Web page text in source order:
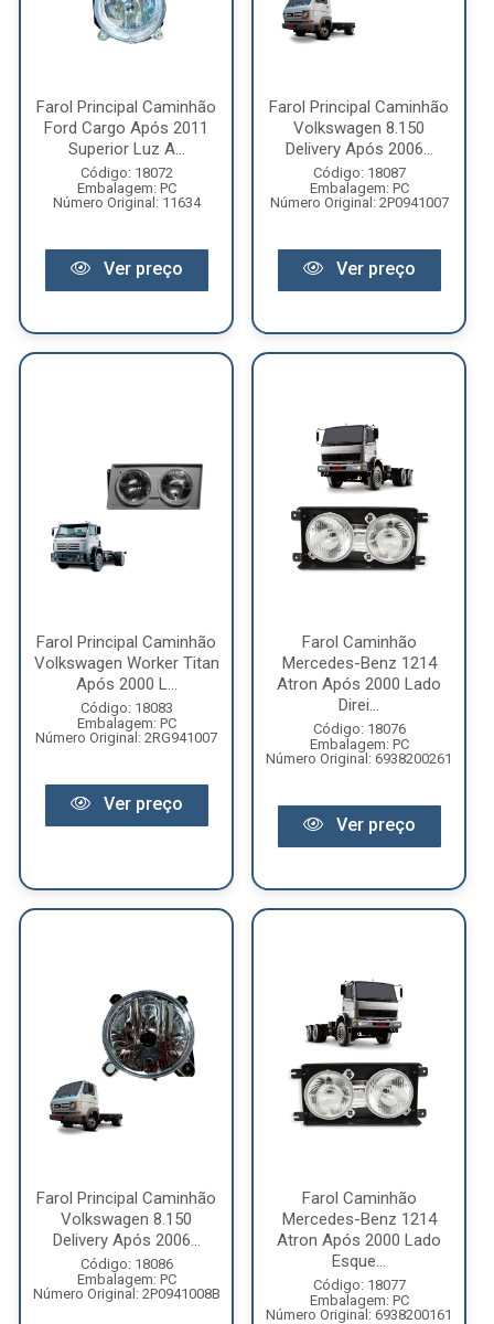
Farol Principal Caminhão
Ford Cargo Após 2011
Superior Luz A...
Código: 18072
Embalagem: PC
Número Original: 11634
Ver preço
Farol Principal Caminhão
Volkswagen 8.150
Delivery Após 2006...
Código: 18087
Embalagem: PC
Número Original: 2P0941007
Ver preço
Farol Principal Caminhão
Volkswagen Worker Titan
Após 2000 L...
Código: 18083
Embalagem: PC
Número Original: 2RG941007
Ver preço
Farol Caminhão
Mercedes-Benz 1214
Atron Após 2000 Lado
Direi...
Código: 18076
Embalagem: PC
Número Original: 6938200261
Ver preço
Farol Principal Caminhão
Volkswagen 8.150
Delivery Após 2006...
Código: 18086
Embalagem: PC
Número Original: 2P0941008B
Farol Caminhão
Mercedes-Benz 1214
Atron Após 2000 Lado
Esque...
Código: 18077
Embalagem: PC
Número Original: 6938200161